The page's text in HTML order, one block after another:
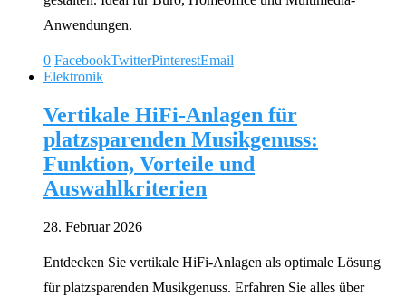
Anwendungen.
0 FacebookTwitterPinterestEmail
Elektronik
Vertikale HiFi-Anlagen für
platzsparenden Musikgenuss:
Funktion, Vorteile und
Auswahlkriterien
28. Februar 2026
Entdecken Sie vertikale HiFi-Anlagen als optimale Lösung
für platzsparenden Musikgenuss. Erfahren Sie alles über